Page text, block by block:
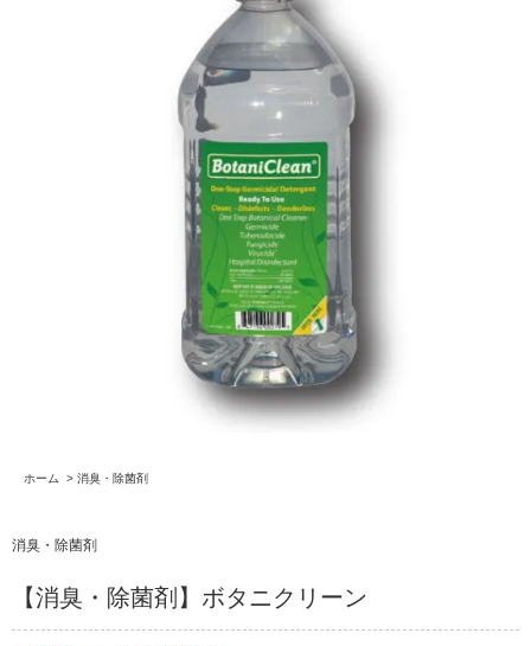
ホーム > 消臭・除菌剤
消臭・除菌剤
【消臭・除菌剤】ボタニクリーン